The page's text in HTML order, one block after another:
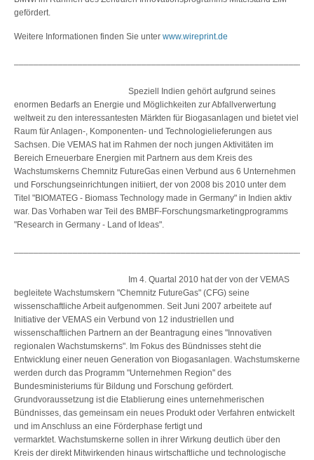
gefördert.
Weitere Informationen finden Sie unter www.wireprint.de
Speziell Indien gehört aufgrund seines
enormen Bedarfs an Energie und Möglichkeiten zur Abfallverwertung
weltweit zu den interessantesten Märkten für Biogasanlagen und bietet viel
Raum für Anlagen-, Komponenten- und Technologielieferungen aus
Sachsen. Die VEMAS hat im Rahmen der noch jungen Aktivitäten im
Bereich Erneuerbare Energien mit Partnern aus dem Kreis des
Wachstumskerns Chemnitz FutureGas einen Verbund aus 6 Unternehmen
und Forschungseinrichtungen initiiert, der von 2008 bis 2010 unter dem
Titel "BIOMATEG - Biomass Technology made in Germany" in Indien aktiv
war. Das Vorhaben war Teil des BMBF-Forschungsmarketingprogramms
"Research in Germany - Land of Ideas".
Im 4. Quartal 2010 hat der von der VEMAS
begleitete Wachstumskern "Chemnitz FutureGas" (CFG) seine
wissenschaftliche Arbeit aufgenommen. Seit Juni 2007 arbeitete auf
Initiative der VEMAS ein Verbund von 12 industriellen und
wissenschaftlichen Partnern an der Beantragung eines "Innovativen
regionalen Wachstumskerns". Im Fokus des Bündnisses steht die
Entwicklung einer neuen Generation von Biogasanlagen. Wachstumskerne
werden durch das Programm "Unternehmen Region" des
Bundesministeriums für Bildung und Forschung gefördert.
Grundvoraussetzung ist die Etablierung eines unternehmerischen
Bündnisses, das gemeinsam ein neues Produkt oder Verfahren entwickelt
und im Anschluss an eine Förderphase fertigt und
vermarktet. Wachstumskerne sollen in ihrer Wirkung deutlich über den
Kreis der direkt Mitwirkenden hinaus wirtschaftliche und technologische